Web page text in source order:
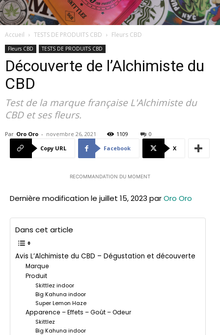
Accueil TESTS DE PRODUITS CBD Fleurs CBD
Fleurs CBD TESTS DE PRODUITS CBD
Découverte de l’Alchimiste du
CBD
Test de la marque française L'Alchimiste du
CBD et ses fleurs.
Par Oro Oro - novembre 26, 2021 1109
0
Copy URL
Facebook X
RECOMMANDATION DU MOMENT
Dernière modification le juillet 15, 2023 parOro Oro
Dans cet article
Avis L’Alchimiste du CBD – Dégustation et découverte
Marque
Produit
Skittlez indoor
Big Kahuna indoor
Super Lemon Haze
Apparence – Effets – Goût – Odeur
Skittlez
Big Kahuna indoor